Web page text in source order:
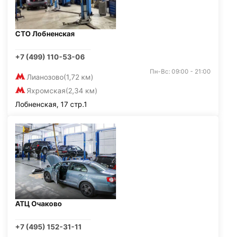
СТО Лобненская
+7 (499) 110-53-06
Лианозово(1,72 км)
Яхромская(2,34 км)
Пн-Вс: 09:00 - 21:00
Лобненская, 17 стр.1
АТЦ Очаково
+7 (495) 152-31-11